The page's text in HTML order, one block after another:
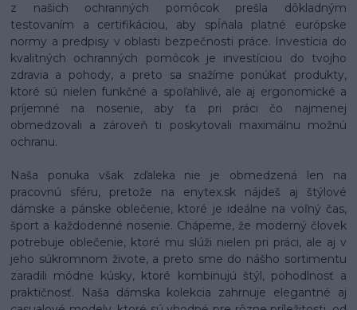
z našich ochranných pomôcok prešla dôkladným
testovaním a certifikáciou, aby spĺňala platné európske
normy a predpisy v oblasti bezpečnosti práce. Investícia do
kvalitných ochranných pomôcok je investíciou do tvojho
zdravia a pohody, a preto sa snažíme ponúkať produkty,
ktoré sú nielen funkčné a spoľahlivé, ale aj ergonomické a
príjemné na nosenie, aby ťa pri práci čo najmenej
obmedzovali a zároveň ti poskytovali maximálnu možnú
ochranu.
Naša ponuka však zďaleka nie je obmedzená len na
pracovnú sféru, pretože na enytex.sk nájdeš aj štýlové
dámske a pánske oblečenie, ktoré je ideálne na voľný čas,
šport a každodenné nosenie. Chápeme, že moderný človek
potrebuje oblečenie, ktoré mu slúži nielen pri práci, ale aj v
jeho súkromnom živote, a preto sme do nášho sortimentu
zaradili módne kúsky, ktoré kombinujú štýl, pohodlnosť a
praktičnosť. Naša dámska kolekcia zahrnuje elegantné aj